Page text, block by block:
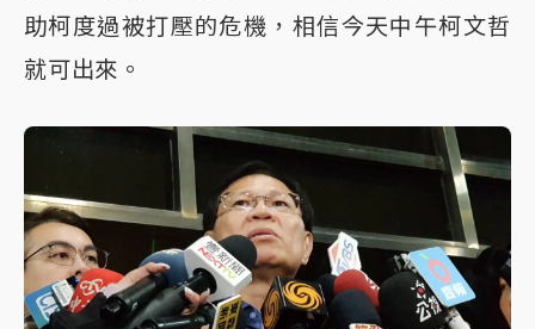
助柯度過被打壓的危機，相信今天中午柯文哲
就可出來。